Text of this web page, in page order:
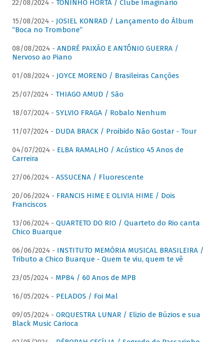
22/08/2024 - TONINHO HORTA / Clube Imaginário
15/08/2024 - JOSIEL KONRAD / Lançamento do Álbum
“Boca no Trombone”
08/08/2024 - ANDRÉ PAIXÃO E ANTÔNIO GUERRA /
Nervoso ao Piano
01/08/2024 - JOYCE MORENO / Brasileiras Canções
25/07/2024 - THIAGO AMUD / São
18/07/2024 - SYLVIO FRAGA / Robalo Nenhum
11/07/2024 - DUDA BRACK / Proibido Não Gostar - Tour
04/07/2024 - ELBA RAMALHO / Acústico 45 Anos de
Carreira
27/06/2024 - ASSUCENA / Fluorescente
20/06/2024 - FRANCIS HIME E OLIVIA HIME / Dois
Franciscos
13/06/2024 - QUARTETO DO RIO / Quarteto do Rio canta
Chico Buarque
06/06/2024 - INSTITUTO MEMÓRIA MUSICAL BRASILEIRA /
Tributo a Chico Buarque - Quem te viu, quem te vê
23/05/2024 - MPB4 / 60 Anos de MPB
16/05/2024 - PELADOS / Foi Mal
09/05/2024 - ORQUESTRA LUNAR / Elizio de Búzios e sua
Black Music Carioca